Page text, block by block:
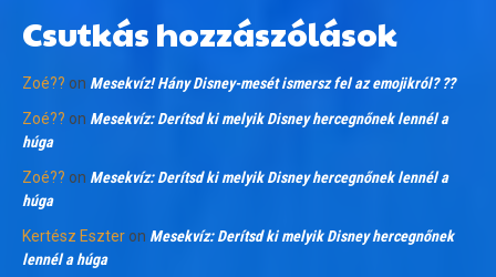
Csutkás hozzászólások
Zoé?? on Mesekvíz! Hány Disney-mesét ismersz fel az emojikról? ??
Zoé?? on Mesekvíz: Derítsd ki melyik Disney hercegnőnek lennél a
húga
Zoé?? on Mesekvíz: Derítsd ki melyik Disney hercegnőnek lennél a
húga
Kertész Eszter on Mesekvíz: Derítsd ki melyik Disney hercegnőnek
lennél a húga